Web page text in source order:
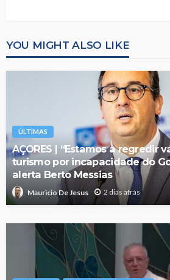
YOU MIGHT ALSO LIKE
ÚLTIMAS
AÇORES | “Estamos a regredir
turismo por incapacidade do
alerta Berto Messias
Mauricio De Jesus 2 dias atrás